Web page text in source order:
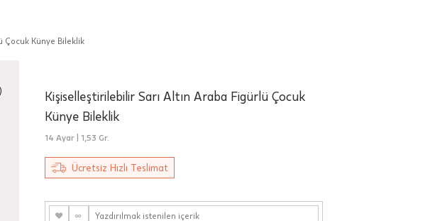
Çocuk Künye Bileklik
Kişiselleştirilebilir Sarı Altın Araba Figürlü Çocuk
Künye Bileklik
14 Ayar | 1,53 Gr.
Ücretsiz Hızlı Teslimat
♥ ∞